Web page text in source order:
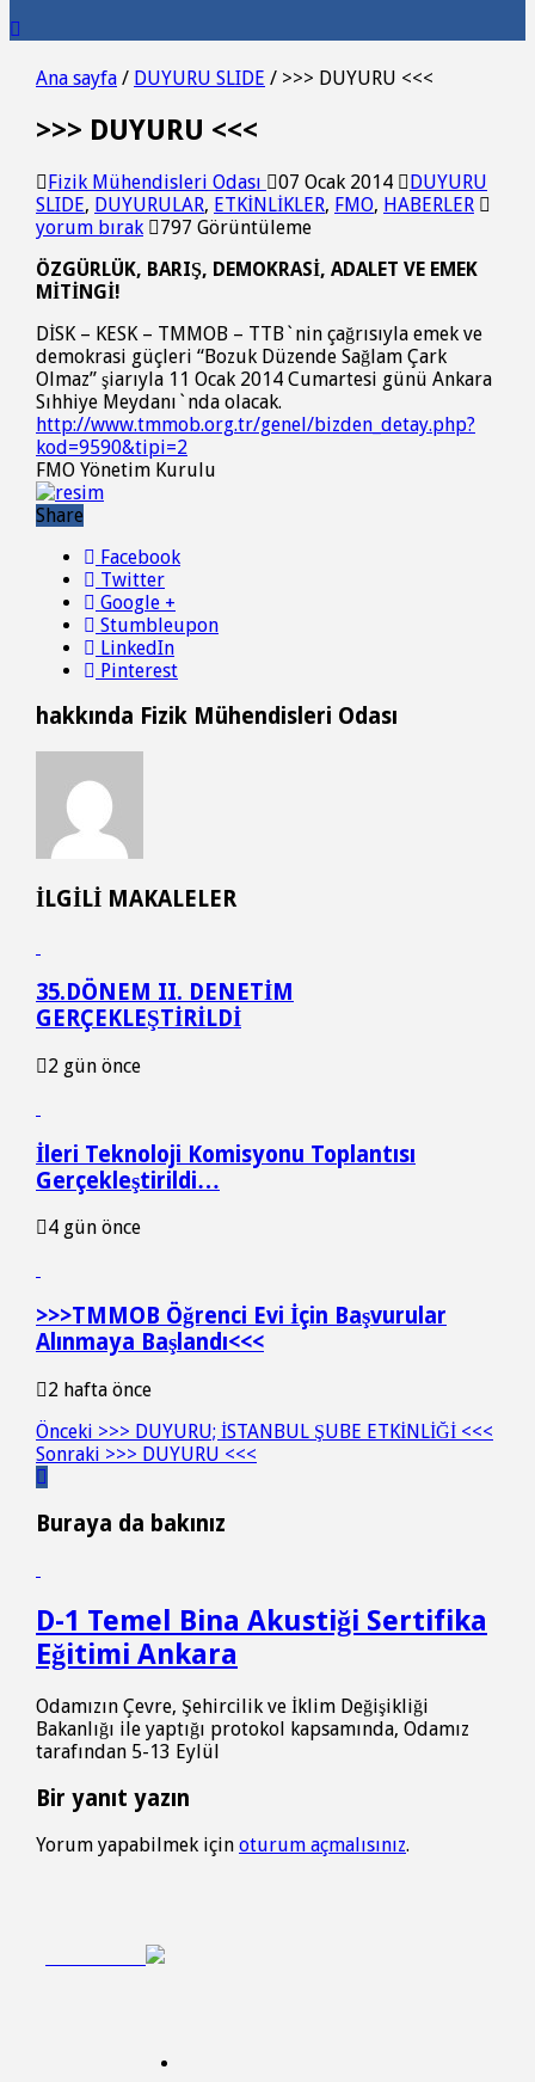
Ana sayfa / DUYURU SLIDE / >>> DUYURU <<<
>>> DUYURU <<<
Fizik Mühendisleri Odası 07 Ocak 2014
DUYURU
SLIDE, DUYURULAR, ETKİNLİKLER, FMO, HABERLER
yorum bırak
797 Görüntüleme
ÖZGÜRLÜK, BARIŞ, DEMOKRASİ, ADALET VE EMEK
MİTİNGİ!
DİSK – KESK – TMMOB – TTB`nin çağrısıyla emek ve
demokrasi güçleri “Bozuk Düzende Sağlam Çark
Olmaz” şiarıyla 11 Ocak 2014 Cumartesi günü Ankara
Sıhhiye Meydanı`nda olacak.
http://www.tmmob.org.tr/genel/bizden_detay.php?
kod=9590&tipi=2
FMO Yönetim Kurulu
Share
Facebook
Twitter
Google +
Stumbleupon
LinkedIn
Pinterest
hakkında Fizik Mühendisleri Odası
İLGİLİ MAKALELER
35.DÖNEM II. DENETİM
GERÇEKLEŞTİRİLDİ
2 gün önce
İleri Teknoloji Komisyonu Toplantısı
Gerçekleştirildi…
4 gün önce
>>>TMMOB Öğrenci Evi İçin Başvurular
Alınmaya Başlandı<<<
2 hafta önce
Önceki >>> DUYURU; İSTANBUL ŞUBE ETKİNLİĞİ <<<
Sonraki >>> DUYURU <<<
Buraya da bakınız
D-1 Temel Bina Akustiği Sertifika
Eğitimi Ankara
Odamızın Çevre, Şehircilik ve İklim Değişikliği
Bakanlığı ile yaptığı protokol kapsamında, Odamız
tarafından 5-13 Eylül
Bir yanıt yazın
Yorum yapabilmek için oturum açmalısınız.